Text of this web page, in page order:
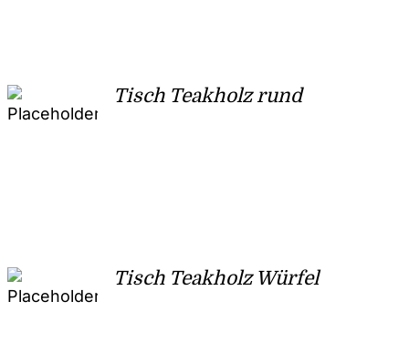
Tisch Teakholz rund
Tisch Teakholz Würfel